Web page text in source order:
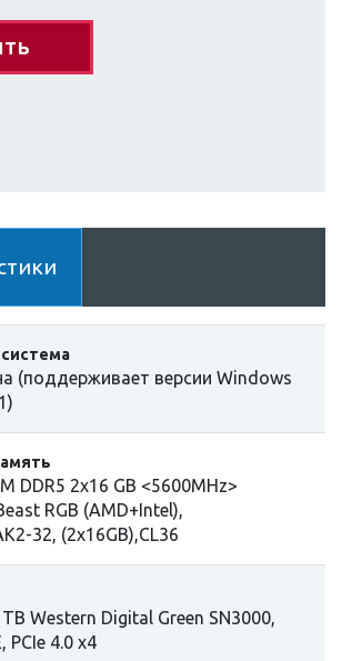
(поддерживает версии Windows
DDR5 2x16 GB <5600MHz>
RGB (AMD+Intel),
32, (2x16GB),CL36
TB Western Digital Green SN3000,
PCIe 4.0 x4